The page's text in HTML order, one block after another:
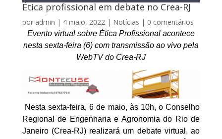
Ética profissional em debate no Crea-RJ
por admin | 4 maio, 2022| Notícias | 0 comentários
Evento virtual sobre Ética Profissional acontece
nesta sexta-feira (6) com transmissão ao vivo pela
WebTV do Crea-RJ
Nesta sexta-feira, 6 de maio, às 10h, o Conselho
Regional de Engenharia e Agronomia do Rio de
Janeiro (Crea-RJ) realizará um debate virtual, ao